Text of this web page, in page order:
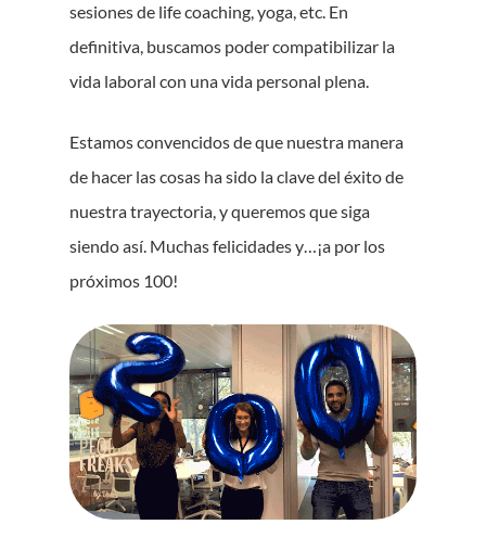
sesiones de life coaching, yoga, etc. En
definitiva, buscamos poder compatibilizar la
vida laboral con una vida personal plena.
Estamos convencidos de que nuestra manera
de hacer las cosas ha sido la clave del éxito de
nuestra trayectoria, y queremos que siga
siendo así. Muchas felicidades y…¡a por los
próximos 100!